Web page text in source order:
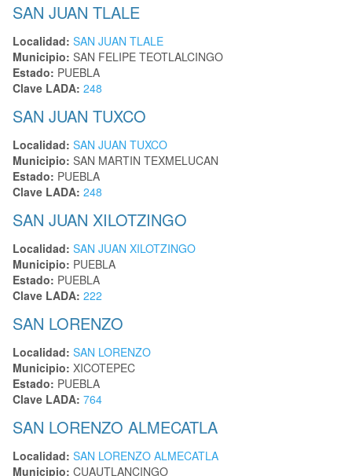
SAN JUAN TLALE
Localidad: SAN JUAN TLALE
Municipio: SAN FELIPE TEOTLALCINGO
Estado: PUEBLA
Clave LADA: 248
SAN JUAN TUXCO
Localidad: SAN JUAN TUXCO
Municipio: SAN MARTIN TEXMELUCAN
Estado: PUEBLA
Clave LADA: 248
SAN JUAN XILOTZINGO
Localidad: SAN JUAN XILOTZINGO
Municipio: PUEBLA
Estado: PUEBLA
Clave LADA: 222
SAN LORENZO
Localidad: SAN LORENZO
Municipio: XICOTEPEC
Estado: PUEBLA
Clave LADA: 764
SAN LORENZO ALMECATLA
Localidad: SAN LORENZO ALMECATLA
Municipio: CUAUTLANCINGO